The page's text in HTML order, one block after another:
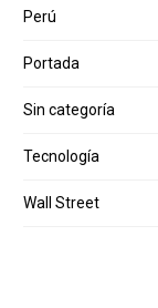
Perú
Portada
Sin categoría
Tecnología
Wall Street